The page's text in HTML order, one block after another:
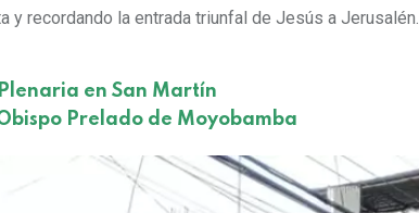
y recordando la entrada triunfal de Jesús a Jerusalén.
en San Martín
Prelado de Moyobamba